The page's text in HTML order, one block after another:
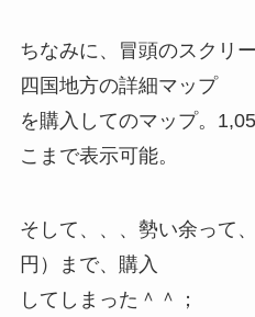
ちなみに、冒頭のスクリ
四国地方の詳細マップ
を購入してのマップ。
こまで表示可能。
そして、、、勢い余って
円）まで、購入
してしまった＾＾；